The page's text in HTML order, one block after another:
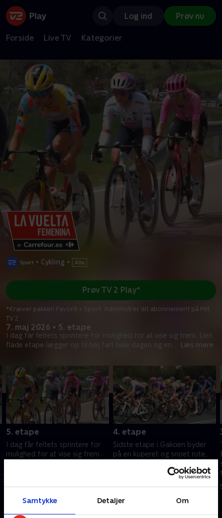
Samtykke Detaljer Om
Log ind Prøv nu
Forside Live TV Kategorier
• Cykling •
7. maj 2026 • 5. etape
I dag får feltets sprintere for mulighed for at vise sig frem. Den
flade etape lægger op til høj fart hele dagen og en
Læs mere
Prøv TV 2 Play*
*Kræver pakken Favorit + Sport. Administrer dit abonnement på Mit
TV 2.
5. etape
I dag får feltets sprintere for
mulighed for at vise sig frem.
7. maj 2026 • 105 min
4. etape
Sidste etape i Galicien byder
på en kuperet og snoet rute,
teknisk udfordrende cykelløb.
6. maj 2026 • 121 min
Andre så også